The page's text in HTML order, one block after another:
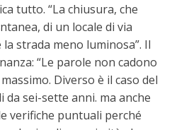
tutto. “La chiusura, che
di un locale di via
strada meno luminosa”. Il
“Le parole non cadono
Diverso è il caso del
da sei-sette anni. ma anche
verifiche puntuali perché